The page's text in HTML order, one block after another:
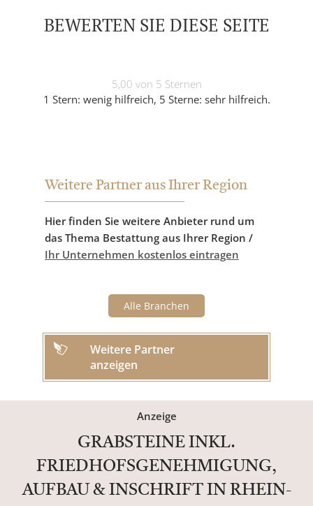
BEWERTEN SIE DIESE SEITE
5,00 von 5 Sternen
1 Stern: wenig hilfreich, 5 Sterne: sehr hilfreich.
Weitere Partner aus Ihrer Region
Hier finden Sie weitere Anbieter rund um
das Thema Bestattung aus Ihrer Region /
Ihr Unternehmen kostenlos eintragen
Alle Branchen
Weitere Partner
anzeigen
Anzeige
GRABSTEINE INKL.
FRIEDHOFSGENEHMIGUNG,
AUFBAU & INSCHRIFT IN RHEIN-